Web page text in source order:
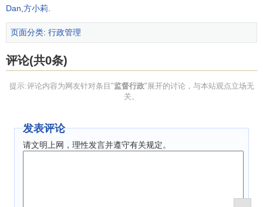
Dan,方小莉.
页面分类: 行政管理
评论(共0条)
提示:评论内容为网友针对条目"监督行政"展开的讨论，与本站观点立场无
关。
发表评论
请文明上网，理性发言并遵守有关规定。